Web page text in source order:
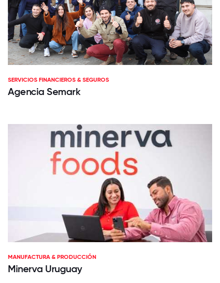
SERVICIOS FINANCIEROS & SEGUROS
Agencia Semark
MANUFACTURA & PRODUCCIÓN
Minerva Uruguay